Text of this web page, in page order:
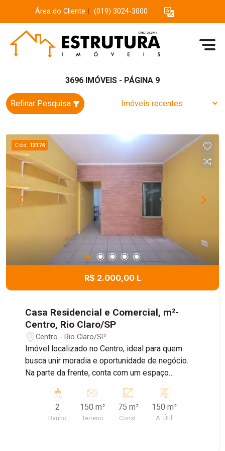
Área do Cliente (019) 3024-3000
3696 IMÓVEIS - PÁGINA 9
Refinar Pesquisa
Cód. 13174
R$ 2.000,00 L
Casa Residencial e Comercial, m²-
Centro, Rio Claro/SP
Centro - Rio Claro/SP
Imóvel localizado no Centro, ideal para quem
busca unir moradia e oportunidade de negócio.
Na parte da frente, conta com um espaço
visibilidade. Nos fundos, a residência dispõe de
cozinha, dois banheiros e, no piso superior,
possui dois quartos, lavanderia e um amplo
2
Banho
150 m²
Terreno
75 m²
Const.
150 m²
A. Útil